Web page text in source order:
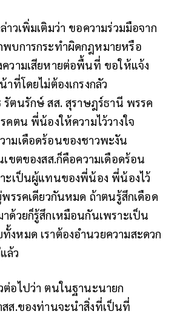
าวเพิ่มเติมว่า ขอความร่วมมือจาก
บการกระทำผิดกฎหมายหรือ
วามเสียหายต่อพื้นที่ ขอให้แจ้ง
าที่โดยไม่ต้องเกรงกลัว
ตนรักษ์ สส. สุราษฎร์ธานี พรรค
คตน พี่น้องให้ความไว้วางใจ
มเดือดร้อนของชาวพะงัน
เขตของสส.ก็คือความเดือดร้อน
ะเป็นผู้แทนของพี่น้อง พี่น้องไว้
พรรคเดียวกันหมด ถ้าตนรู้สึกเดือด
ด้วยก็รู้สึกเหมือนกันเพราะเป็น
หมด เราต้องอำนวยความสะดวก
ล้ว
อไปว่า ตนในฐานะนายก
ส.ของท่านจะนำสิ่งที่เป็นที่